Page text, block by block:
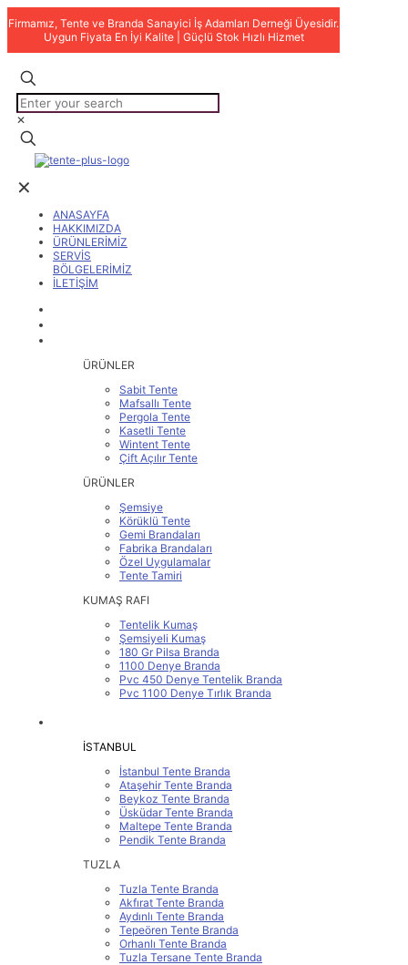
Firmamız, Tente ve Branda Sanayici İş Adamları Derneği Üyesidir.
Uygun Fiyata En İyi Kalite | Güçlü Stok Hızlı Hizmet
✕
✕
ANASAYFA
HAKKIMIZDA
ÜRÜNLERİMİZ
SERVİS
BÖLGELERİMİZ
İLETİŞİM
ÜRÜNLER
Sabit Tente
Mafsallı Tente
Pergola Tente
Kasetli Tente
Wintent Tente
Çift Açılır Tente
ÜRÜNLER
Şemsiye
Körüklü Tente
Gemi Brandaları
Fabrika Brandaları
Özel Uygulamalar
Tente Tamiri
KUMAŞ RAFI
Tentelik Kumaş
Şemsiyeli Kumaş
180 Gr Pilsa Branda
1100 Denye Branda
Pvc 450 Denye Tentelik Branda
Pvc 1100 Denye Tırlık Branda
İSTANBUL
İstanbul Tente Branda
Ataşehir Tente Branda
Beykoz Tente Branda
Üsküdar Tente Branda
Maltepe Tente Branda
Pendik Tente Branda
TUZLA
Tuzla Tente Branda
Akfırat Tente Branda
Aydınlı Tente Branda
Tepeören Tente Branda
Orhanlı Tente Branda
Tuzla Tersane Tente Branda